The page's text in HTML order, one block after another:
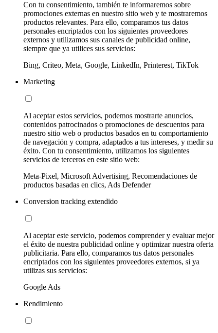
Con tu consentimiento, también te informaremos sobre
promociones externas en nuestro sitio web y te mostraremos
productos relevantes. Para ello, comparamos tus datos
personales encriptados con los siguientes proveedores
externos y utilizamos sus canales de publicidad online,
siempre que ya utilices sus servicios:
Bing, Criteo, Meta, Google, LinkedIn, Printerest, TikTok
Marketing
Al aceptar estos servicios, podemos mostrarte anuncios,
contenidos patrocinados o promociones de descuentos para
nuestro sitio web o productos basados en tu comportamiento
de navegación y compra, adaptados a tus intereses, y medir su
éxito. Con tu consentimiento, utilizamos los siguientes
servicios de terceros en este sitio web:
Meta-Pixel, Microsoft Advertising, Recomendaciones de
productos basadas en clics, Ads Defender
Conversion tracking extendido
Al aceptar este servicio, podemos comprender y evaluar mejor
el éxito de nuestra publicidad online y optimizar nuestra oferta
publicitaria. Para ello, comparamos tus datos personales
encriptados con los siguientes proveedores externos, si ya
utilizas sus servicios:
Google Ads
Rendimiento